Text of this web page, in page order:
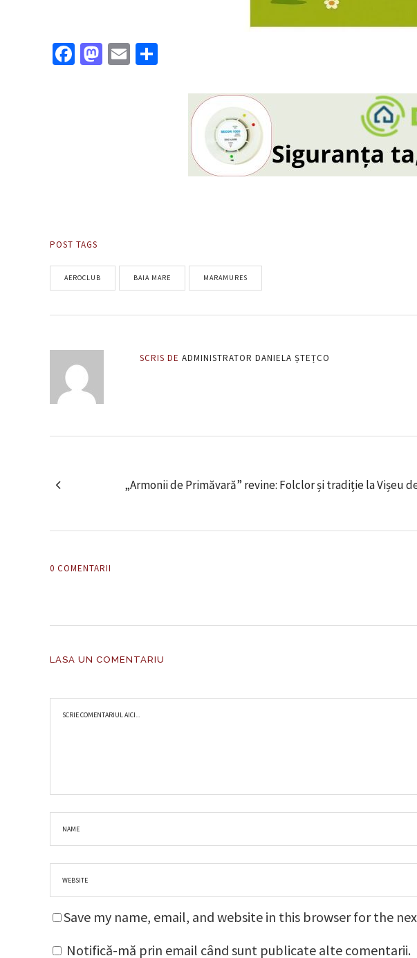
Facebook
Mastodon
Email
POST TAGS
AEROCLUB BAIA MARE MARAMURES
SCRIS DE ADMINISTRATOR DANIELA ȘTEȚCO
„Armonii de Primăvară” revine: Folclor și tradiție la Vișeu
0 COMENTARII
LASA UN COMENTARIU
Save my name, email, and website in this browser for the
Notifică-mă prin email când sunt publicate alte comentarii.